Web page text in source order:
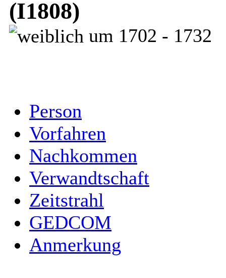
(I1808)
um 1702 - 1732
Person
Vorfahren
Nachkommen
Verwandtschaft
Zeitstrahl
GEDCOM
Anmerkung